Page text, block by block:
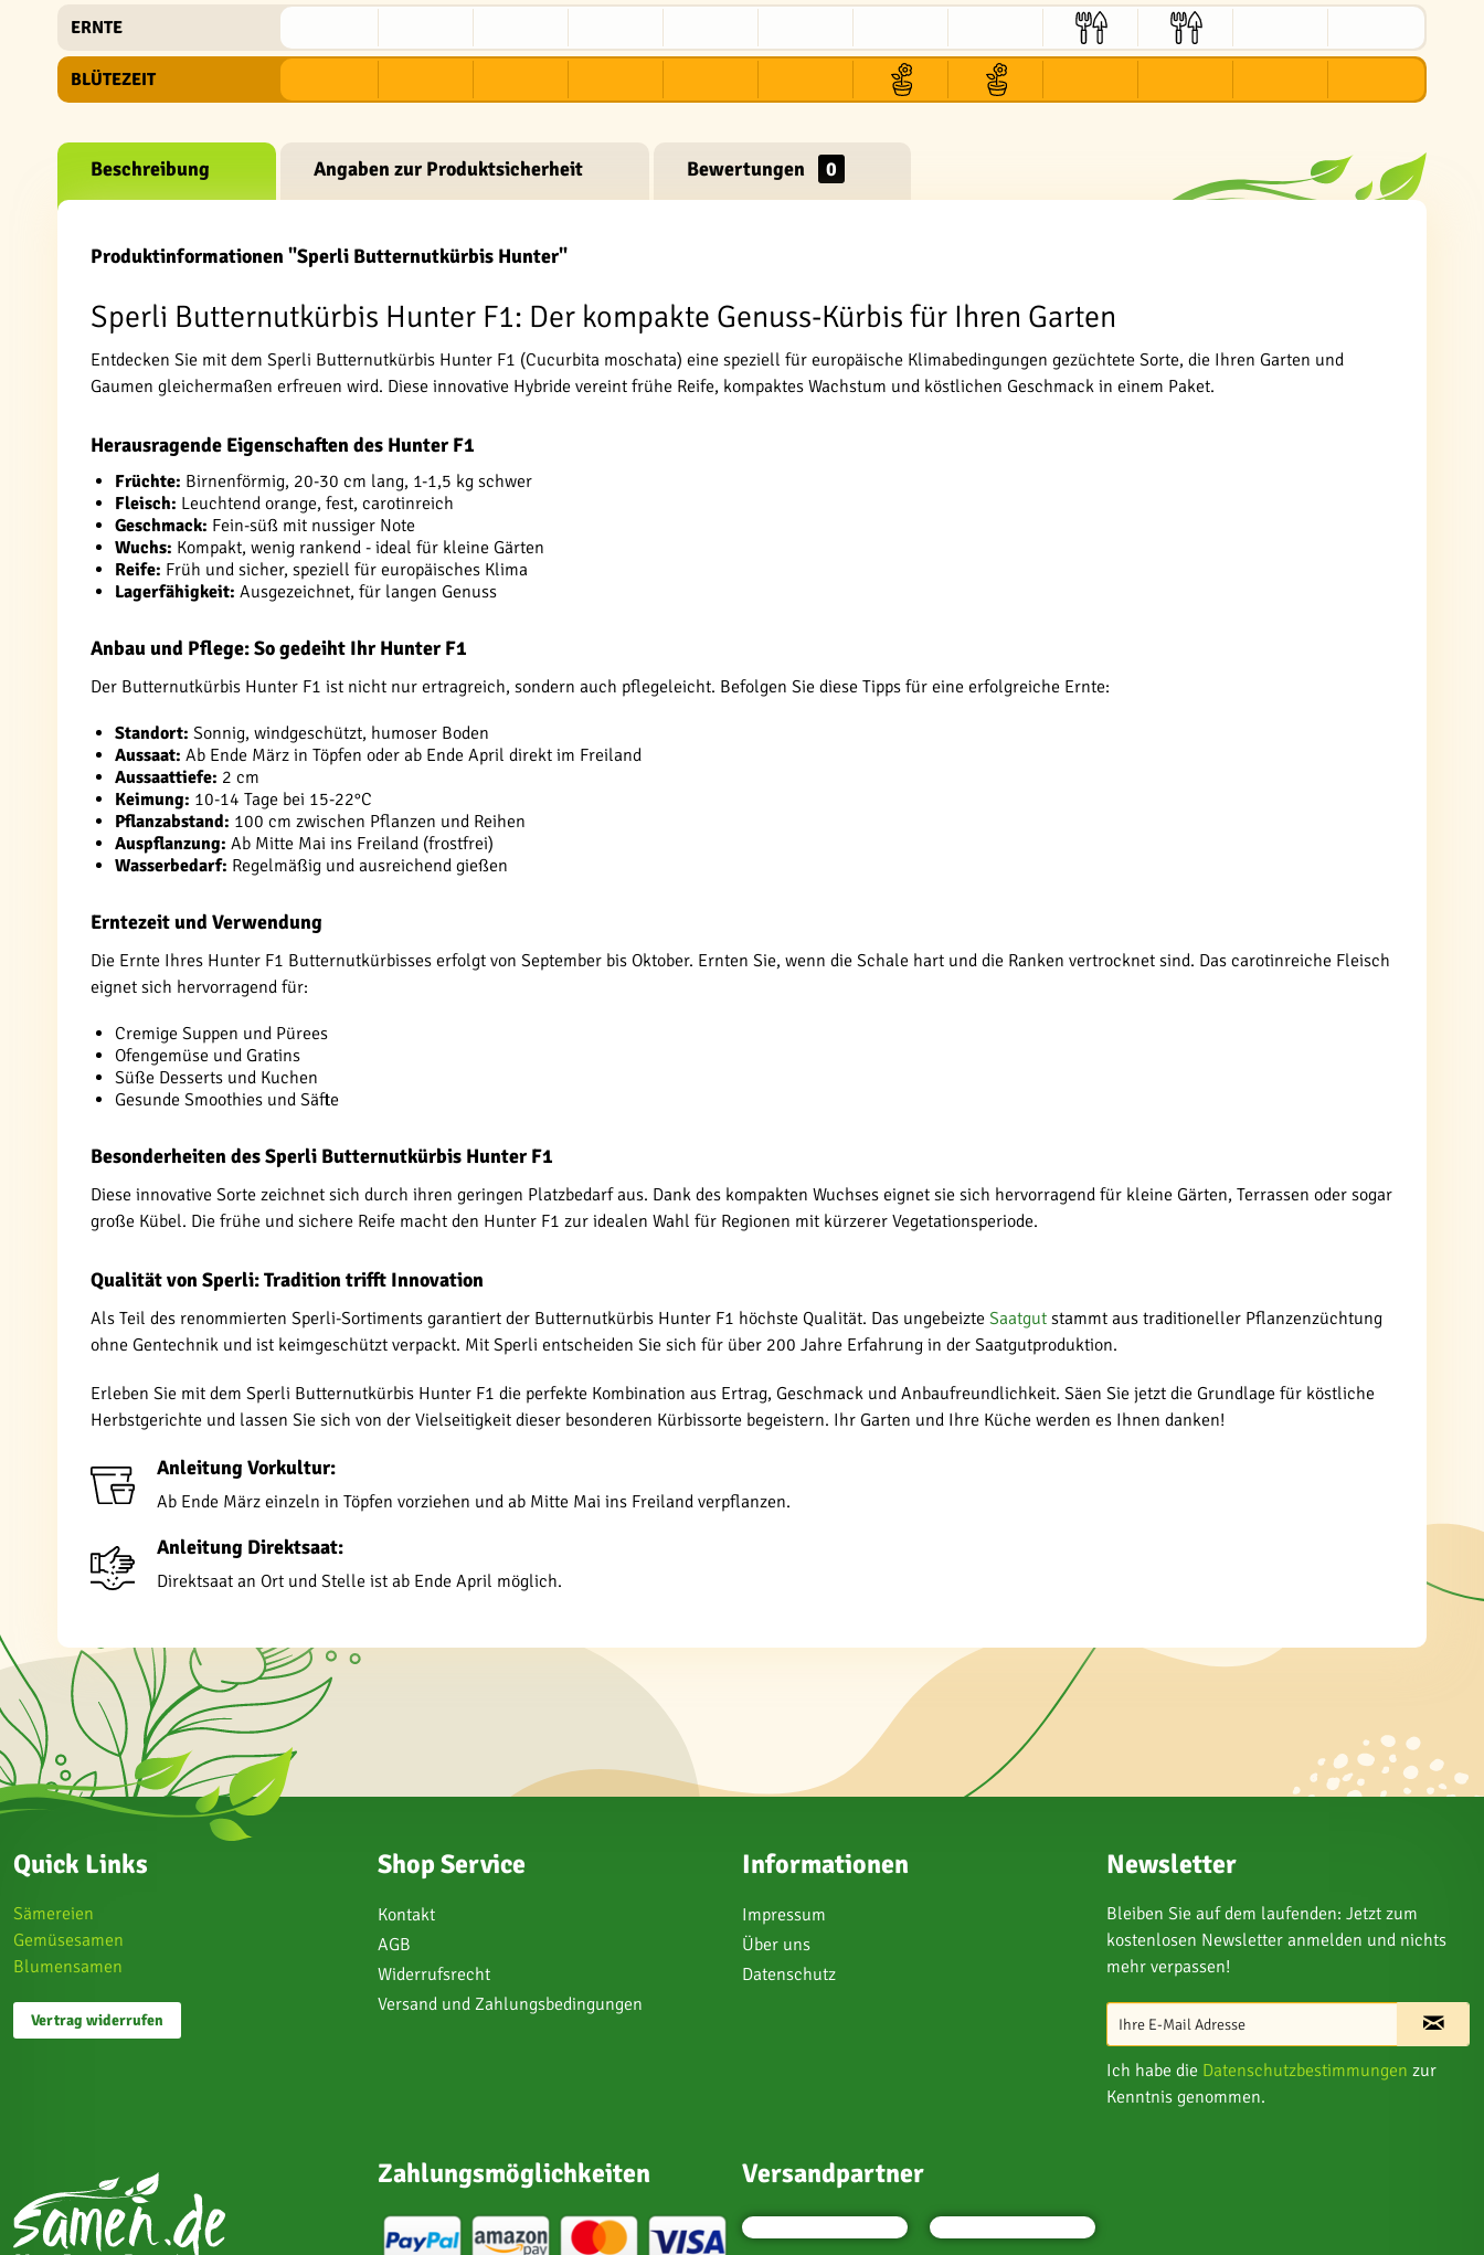
ERNTE
BLÜTEZEIT
Beschreibung Angaben zur Produktsicherheit Bewertungen 0
Produktinformationen "Sperli Butternutkürbis Hunter"
Sperli Butternutkürbis Hunter F1: Der kompakte Genuss-Kürbis für Ihren Garten
Entdecken Sie mit dem Sperli Butternutkürbis Hunter F1 (Cucurbita moschata) eine speziell für europäische Klimabedingungen gezüchtete Sorte, die Ihren Garten und
Gaumen gleichermaßen erfreuen wird. Diese innovative Hybride vereint frühe Reife, kompaktes Wachstum und köstlichen Geschmack in einem Paket.
Herausragende Eigenschaften des Hunter F1
Früchte: Birnenförmig, 20-30 cm lang, 1-1,5 kg schwer
Fleisch: Leuchtend orange, fest, carotinreich
Geschmack: Fein-süß mit nussiger Note
Wuchs: Kompakt, wenig rankend - ideal für kleine Gärten
Reife: Früh und sicher, speziell für europäisches Klima
Lagerfähigkeit: Ausgezeichnet, für langen Genuss
Anbau und Pflege: So gedeiht Ihr Hunter F1
Der Butternutkürbis Hunter F1 ist nicht nur ertragreich, sondern auch pflegeleicht. Befolgen Sie diese Tipps für eine erfolgreiche Ernte:
Standort: Sonnig, windgeschützt, humoser Boden
Aussaat: Ab Ende März in Töpfen oder ab Ende April direkt im Freiland
Aussaattiefe: 2 cm
Keimung: 10-14 Tage bei 15-22°C
Pflanzabstand: 100 cm zwischen Pflanzen und Reihen
Auspflanzung: Ab Mitte Mai ins Freiland (frostfrei)
Wasserbedarf: Regelmäßig und ausreichend gießen
Erntezeit und Verwendung
Die Ernte Ihres Hunter F1 Butternutkürbisses erfolgt von September bis Oktober. Ernten Sie, wenn die Schale hart und die Ranken vertrocknet sind. Das carotinreiche Fleisch
eignet sich hervorragend für:
Cremige Suppen und Pürees
Ofengemüse und Gratins
Süße Desserts und Kuchen
Gesunde Smoothies und Säfte
Besonderheiten des Sperli Butternutkürbis Hunter F1
Diese innovative Sorte zeichnet sich durch ihren geringen Platzbedarf aus. Dank des kompakten Wuchses eignet sie sich hervorragend für kleine Gärten, Terrassen oder sogar
große Kübel. Die frühe und sichere Reife macht den Hunter F1 zur idealen Wahl für Regionen mit kürzerer Vegetationsperiode.
Qualität von Sperli: Tradition trifft Innovation
Als Teil des renommierten Sperli-Sortiments garantiert der Butternutkürbis Hunter F1 höchste Qualität. Das ungebeizte Saatgut stammt aus traditioneller Pflanzenzüchtung
ohne Gentechnik und ist keimgeschützt verpackt. Mit Sperli entscheiden Sie sich für über 200 Jahre Erfahrung in der Saatgutproduktion.
Erleben Sie mit dem Sperli Butternutkürbis Hunter F1 die perfekte Kombination aus Ertrag, Geschmack und Anbaufreundlichkeit. Säen Sie jetzt die Grundlage für köstliche
Herbstgerichte und lassen Sie sich von der Vielseitigkeit dieser besonderen Kürbissorte begeistern. Ihr Garten und Ihre Küche werden es Ihnen danken!
Anleitung Vorkultur:
Ab Ende März einzeln in Töpfen vorziehen und ab Mitte Mai ins Freiland verpflanzen.
Anleitung Direktsaat:
Direktsaat an Ort und Stelle ist ab Ende April möglich.
Quick Links
Sämereien
Gemüsesamen
Blumensamen
Vertrag widerrufen
Shop Service
Kontakt
AGB
Widerrufsrecht
Versand und Zahlungsbedingungen
Informationen
Impressum
Über uns
Datenschutz
Newsletter
Bleiben Sie auf dem laufenden: Jetzt zum
kostenlosen Newsletter anmelden und nichts
mehr verpassen!
Ich habe die Datenschutzbestimmungen zur
Kenntnis genommen.
Zahlungsmöglichkeiten Versandpartner